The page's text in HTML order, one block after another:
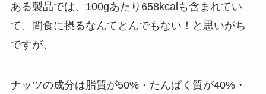
ある製品では、100gあたり658kcalも含まれてい
て、間食に摂るなんてとんでもない！と思いがち
ですが、
ナッツの成分は脂質が50%・たんぱく質が40%・